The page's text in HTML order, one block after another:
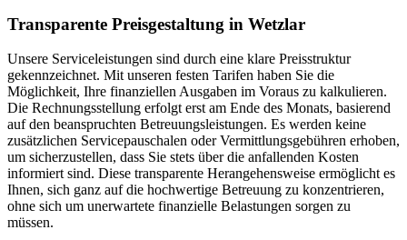
Transparente Preisgestaltung in Wetzlar
Unsere Serviceleistungen sind durch eine klare Preisstruktur
gekennzeichnet. Mit unseren festen Tarifen haben Sie die
Möglichkeit, Ihre finanziellen Ausgaben im Voraus zu kalkulieren.
Die Rechnungsstellung erfolgt erst am Ende des Monats, basierend
auf den beanspruchten Betreuungsleistungen. Es werden keine
zusätzlichen Servicepauschalen oder Vermittlungsgebühren erhoben,
um sicherzustellen, dass Sie stets über die anfallenden Kosten
informiert sind. Diese transparente Herangehensweise ermöglicht es
Ihnen, sich ganz auf die hochwertige Betreuung zu konzentrieren,
ohne sich um unerwartete finanzielle Belastungen sorgen zu
müssen.